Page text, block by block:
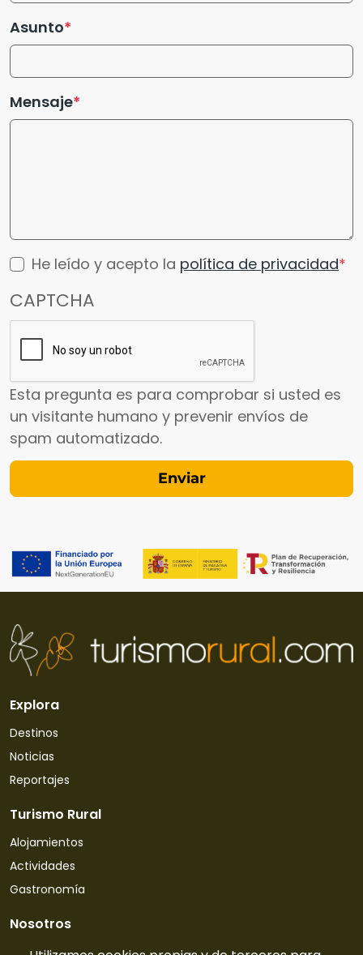
Asunto
Mensaje
He leído y acepto la política de privacidad
CAPTCHA
Esta pregunta es para comprobar si usted es
un visitante humano y prevenir envíos de
spam automatizado.
Explora
Destinos
Noticias
Reportajes
Turismo Rural
Alojamientos
Actividades
Gastronomía
Nosotros